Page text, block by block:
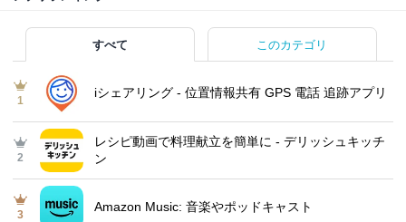
すべて このカテゴリ
1
iシェアリング - 位置情報共有 GPS 電話 追跡アプリ
2
レシピ動画で料理献立を簡単‪に - デリッシュキッチ
ン
3
Amazon Music: 音楽やポッドキャスト